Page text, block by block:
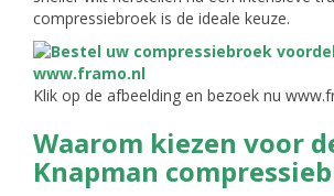
compressiebroek is de ideale keuze.
Klik op de afbeelding en bezoek nu
Waarom kiezen voor
Knapman